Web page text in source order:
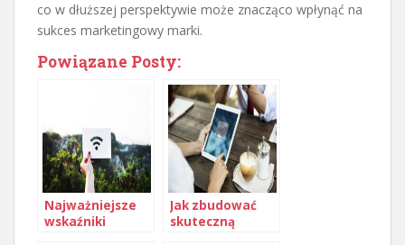
co w dłuższej perspektywie może znacząco wpłynąć na
sukces marketingowy marki.
Powiązane Posty:
Najważniejsze
wskaźniki
Jak zbudować
skuteczną